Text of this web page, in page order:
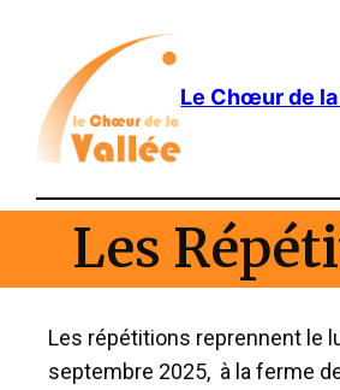
Le Chœur de
Les
Les répétitions reprennent le
septembre 2025, à la ferme